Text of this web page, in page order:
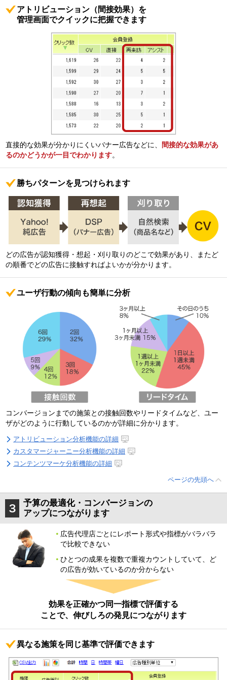
アトリビューション（間接効果）を
管理画面でクイックに把握できます
直接的な効果が分かりにくいバナー広告などに、
間接的な効果があ
るのかどうかが一目でわかります。
勝ちパターンを見つけられます
どの広告が認知獲得・想起・刈り取りのどこで効果があり、またど
の順番でどの広告に接触すればよいかが分かります。
ユーザ行動の傾向も簡単に分析
コンバージョンまでの施策との接触回数やリードタイムなど、ユー
ザがどのように行動しているのかが詳細に分かります。
アトリビューション分析機能の詳細
カスタマージャーニー分析機能の詳細
コンテンツマーケ分析機能の詳細
ページの先頭へ
予算の最適化・コンバージョンの
アップにつながります
広告代理店ごとにレポート形式や指標がバラバラ
で比較できない
ひとつの成果を複数で重複カウントしていて、ど
の広告が効いているのか分からない
効果を正確かつ同一指標で評価する
ことで、伸びしろの発見につながります
異なる施策を同じ基準で評価できます